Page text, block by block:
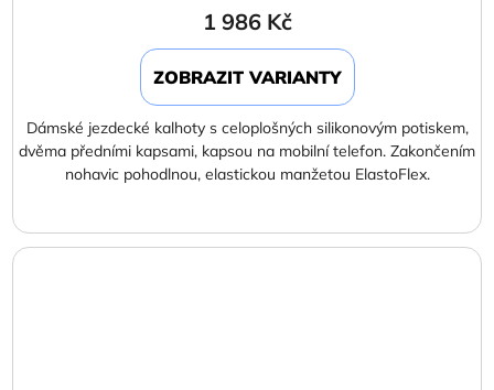
1 986 Kč
ZOBRAZIT VARIANTY
Dámské jezdecké kalhoty s celoplošných silikonovým potiskem,
dvěma předními kapsami, kapsou na mobilní telefon. Zakončením
nohavic pohodlnou, elastickou manžetou ElastoFlex.